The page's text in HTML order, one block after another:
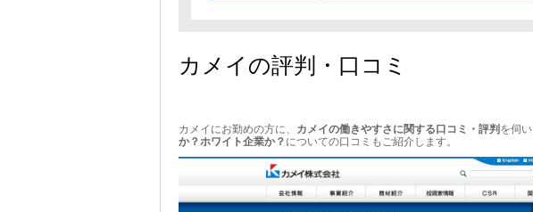
カメイの評判・口コミ
カメイにお勤めの方に、 カメイの働きやすさに関する口コミ・評判 を伺
か？ホワイト企業か？ についての口コミもご紹介します。